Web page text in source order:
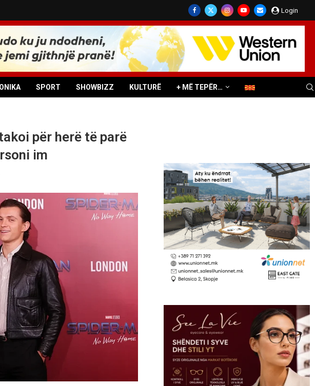
Login
SPORT SHOWBIZZ KULTURË + MË TEPËR…
për herë të parë
im